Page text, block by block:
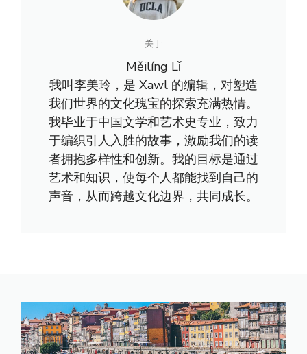
关于
Měilíng Lǐ
我叫李美玲，是 Xawl 的编辑，对塑造
我们世界的文化瑰宝的探索充满热情。
我毕业于中国文学和艺术史专业，致力
于编织引人入胜的故事，激励我们的读
者拥抱多样性和创新。我的目标是通过
艺术和知识，使每个人都能找到自己的
声音，从而跨越文化边界，共同成长。